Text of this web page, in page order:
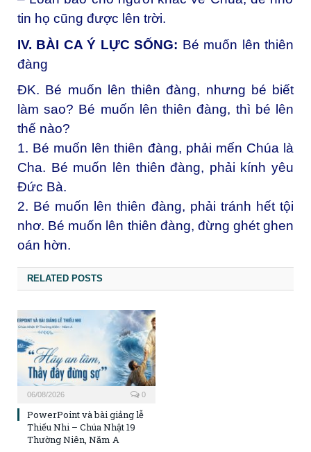
tin họ cũng được lên trời.
IV. BÀI CA Ý LỰC SỐNG: Bé muốn lên thiên
đàng
ĐK. Bé muốn lên thiên đàng, nhưng bé biết
làm sao? Bé muốn lên thiên đàng, thì bé lên
thế nào?
1. Bé muốn lên thiên đàng, phải mến Chúa là
Cha. Bé muốn lên thiên đàng, phải kính yêu
Đức Bà.
2. Bé muốn lên thiên đàng, phải tránh hết tội
nhơ. Bé muốn lên thiên đàng, đừng ghét ghen
oán hờn.
RELATED POSTS
06/08/2026 0
PowerPoint và bài giảng lễ
Thiếu Nhi – Chúa Nhật 19
Thường Niên, Năm A